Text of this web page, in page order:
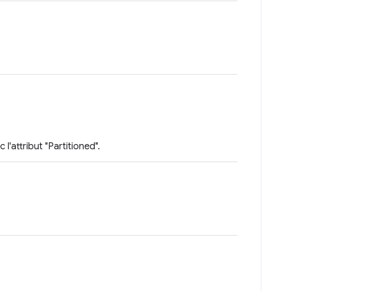
l'attribut "Partitioned".